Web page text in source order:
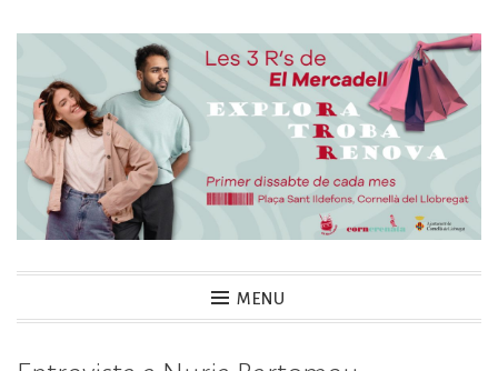
content
El Mercadell, mercat
mensual de segona mà.
MENU